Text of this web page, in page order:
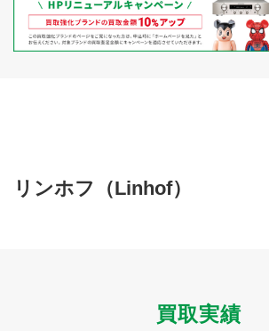
買取に関する質問や相談もすぐにできて便利
簡単操作！LINE査定
プライバシー
規約・同意書
リンホフ（Linhof）
買取実績